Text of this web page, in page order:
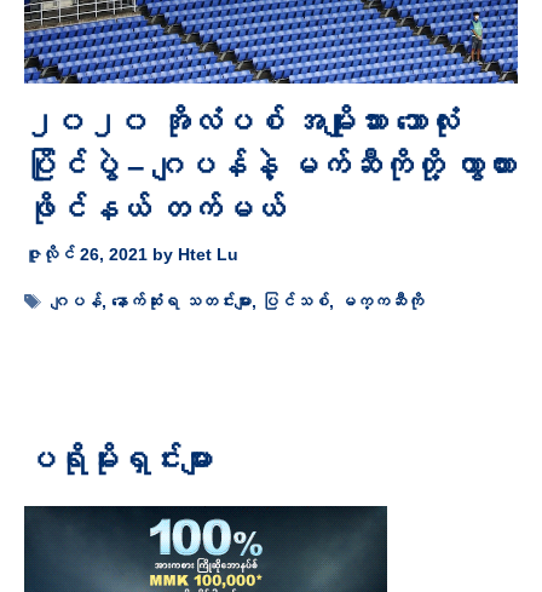
၂၀၂၀ အိုလံပစ် အမျိုးသား ဘောလုံး
ပြိုင်ပွဲ – ဂျပန်နဲ့ မက်ဆီကိုတို့ ကွာတား
ဖိုင်နယ် တက်မယ်
ဇူလိုင် 26, 2021 by Htet Lu
Tags
ဂျပန်,နောက်ဆုံးရ သတင်းများ, ပြင်သစ်, မက္ကဆီကို
ပရိုမိုးရှင်းများ